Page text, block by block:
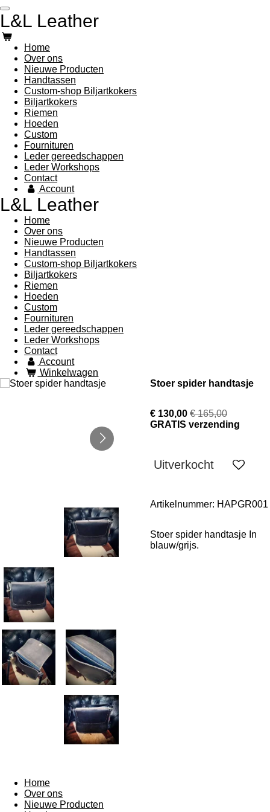
Ga
direct
naar
de
hoofdinhoud
L&L Leather
Home
Over ons
Nieuwe Producten
Handtassen
Custom-shop Biljartkokers
Biljartkokers
Riemen
Hoeden
Custom
Fournituren
Leder gereedschappen
Leder Workshops
Contact
Account
L&L Leather
Home
Over ons
Nieuwe Producten
Handtassen
Custom-shop Biljartkokers
Biljartkokers
Riemen
Hoeden
Custom
Fournituren
Leder gereedschappen
Leder Workshops
Contact
Account
Winkelwagen
Stoer spider handtasje
€ 130,00 € 165,00
GRATIS verzending
Uitverkocht
Artikelnummer: HAPGR001
Stoer spider handtasje In
blauw/grijs.
Home
Over ons
Nieuwe Producten